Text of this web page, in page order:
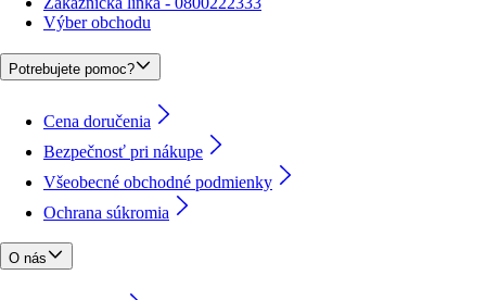
Výber obchodu
Potrebujete pomoc?
Cena doručenia
Bezpečnosť pri nákupe
Všeobecné obchodné podmienky
Ochrana súkromia
O nás